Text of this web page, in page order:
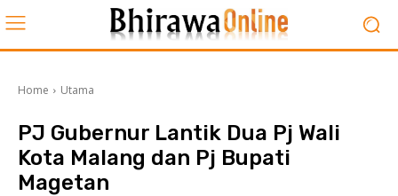
Home Utama
PJ Gubernur Lantik Dua Pj Wali
Kota Malang dan Pj Bupati
Magetan